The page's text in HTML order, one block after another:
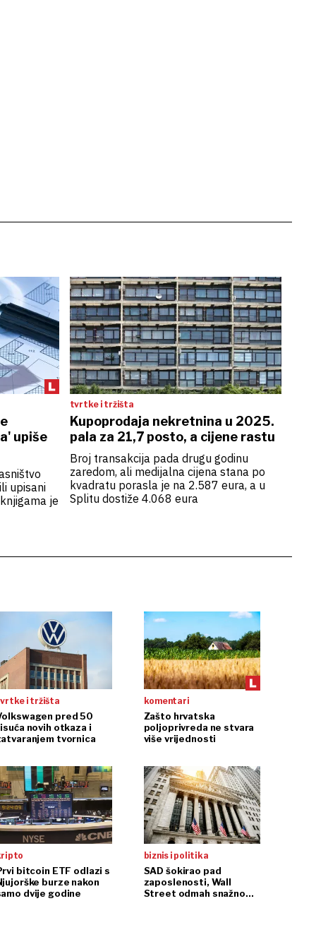
upiše
upisani
je
tvrtke i tržišta
Kupoprodaja nekretnina u 2025.
pala za 21,7 posto, a cijene rastu
Broj transakcija pada drugu godinu
zaredom, ali medijalna cijena stana po
kvadratu porasla je na 2.587 eura, a u
Splitu dostiže 4.068 eura
i tržišta
pred 50
novih otkaza i
tvornica
komentari
Zašto hrvatska
poljoprivreda ne stvara
više vrijednosti
bitcoin ETF odlazi s
burze nakon
dvije godine
biznis i politika
SAD šokirao pad
zaposlenosti, Wall
Street odmah snažno